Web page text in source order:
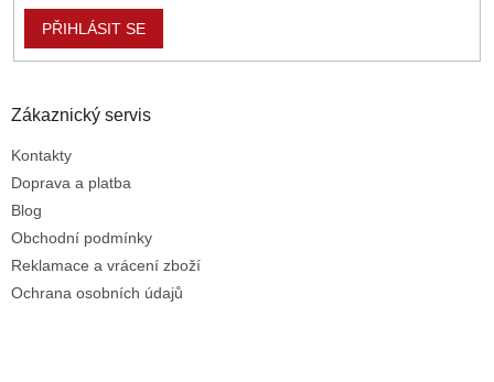
u
PŘIHLÁSIT SE
Zákaznický servis
Kontakty
Doprava a platba
Blog
Obchodní podmínky
Reklamace a vrácení zboží
Ochrana osobních údajů